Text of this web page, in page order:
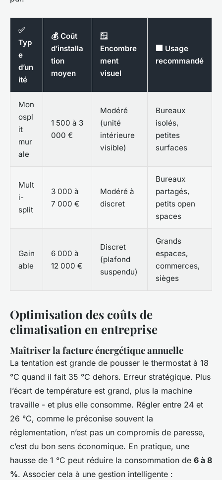
✅
Typ
e
d’un
ité
💰 Coût
d’installa
tion
moyen
🪟
Encombre
ment
visuel
🏢 Usage
recommandé
Mon
ospl
it
mur
ale
1 500 à 3
000 €
Modéré
(unité
intérieure
visible)
Bureaux
isolés,
petites
surfaces
Mult
i-
split
3 000 à
7 000 €
Modéré à
discret
Bureaux
partagés,
petits open
spaces
Gain
able
6 000 à
12 000 €
Discret
(plafond
suspendu)
Grands
espaces,
commerces,
sièges
Optimisation des coûts de
climatisation en entreprise
Maîtriser la facture énergétique annuelle
La tentation est grande de pousser le thermostat à 18
°C quand il fait 35 °C dehors. Erreur stratégique. Plus
l’écart de température est grand, plus la machine
travaille - et plus elle consomme. Régler entre 24 et
26 °C, comme le préconise souvent la
réglementation, n’est pas un compromis de paresse,
c’est du bon sens économique. En pratique, une
hausse de 1 °C peut réduire la consommation de 6 à 8
%. Associer cela à une gestion intelligente :